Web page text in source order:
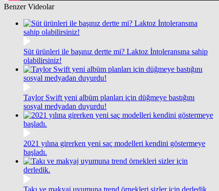
Benzer Videolar
Süt ürünleri ile başınız dertte mi? Laktoz İntoleransına sahip
olabilirsiniz!
Taylor Swift yeni albüm planları için düğmeye bastığını
sosyal medyadan duyurdu!
2021 yılına girerken yeni saç modelleri kendini göstermeye
başladı.
Takı ve makyaj uyumuna trend örnekleri sizler için derledik.